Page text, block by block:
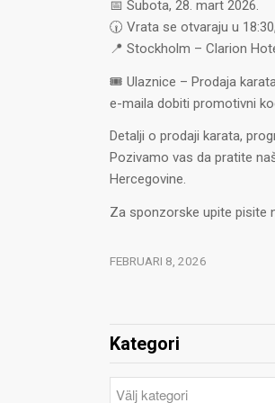
📅 Subota, 28. mart 2026.
🕡 Vrata se otvaraju u
📍 Stockholm – Clarion
🎟️ Ulaznice – Prodaja
e-maila dobiti promotivni
Detalji o prodaji karata,
Pozivamo vas da pratite
Hercegovine.
Za sponzorske upite pisite
FEBRUARI 8, 2026
Kategori